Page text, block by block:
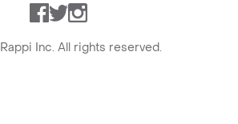
Facebook
TwitterInstagram
Rappi Inc. All rights reserved.